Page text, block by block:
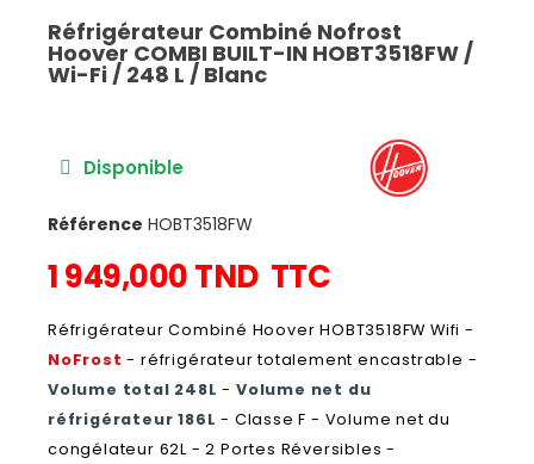
Réfrigérateur Combiné Nofrost
Hoover COMBI BUILT-IN HOBT3518FW /
Wi-Fi / 248 L / Blanc
Disponible
Référence HOBT3518FW
1 949,000 TND TTC
Réfrigérateur Combiné Hoover HOBT3518FW Wifi -
NoFrost - réfrigérateur totalement encastrable -
Volume total 248L - Volume net du
réfrigérateur 186L - Classe F - Volume net du
congélateur 62L - 2 Portes Réversibles -